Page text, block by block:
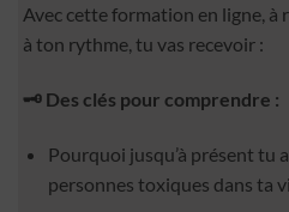
Avec cette formation en ligne,
à ton rythme, tu vas recevoir :
🗝 Des clés pour comprendre :
Pourquoi jusqu’à présent tu
personnes toxiques dans ta